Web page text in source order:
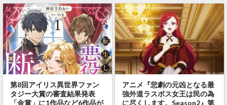
第8回アイリス異世界ファン
タジー大賞の審査結果発表
「金賞」に1作品など6作品が
アニメ『悲劇の元凶となる最
強外道ラスボス女王は民の為
に尽くします。Season2』第